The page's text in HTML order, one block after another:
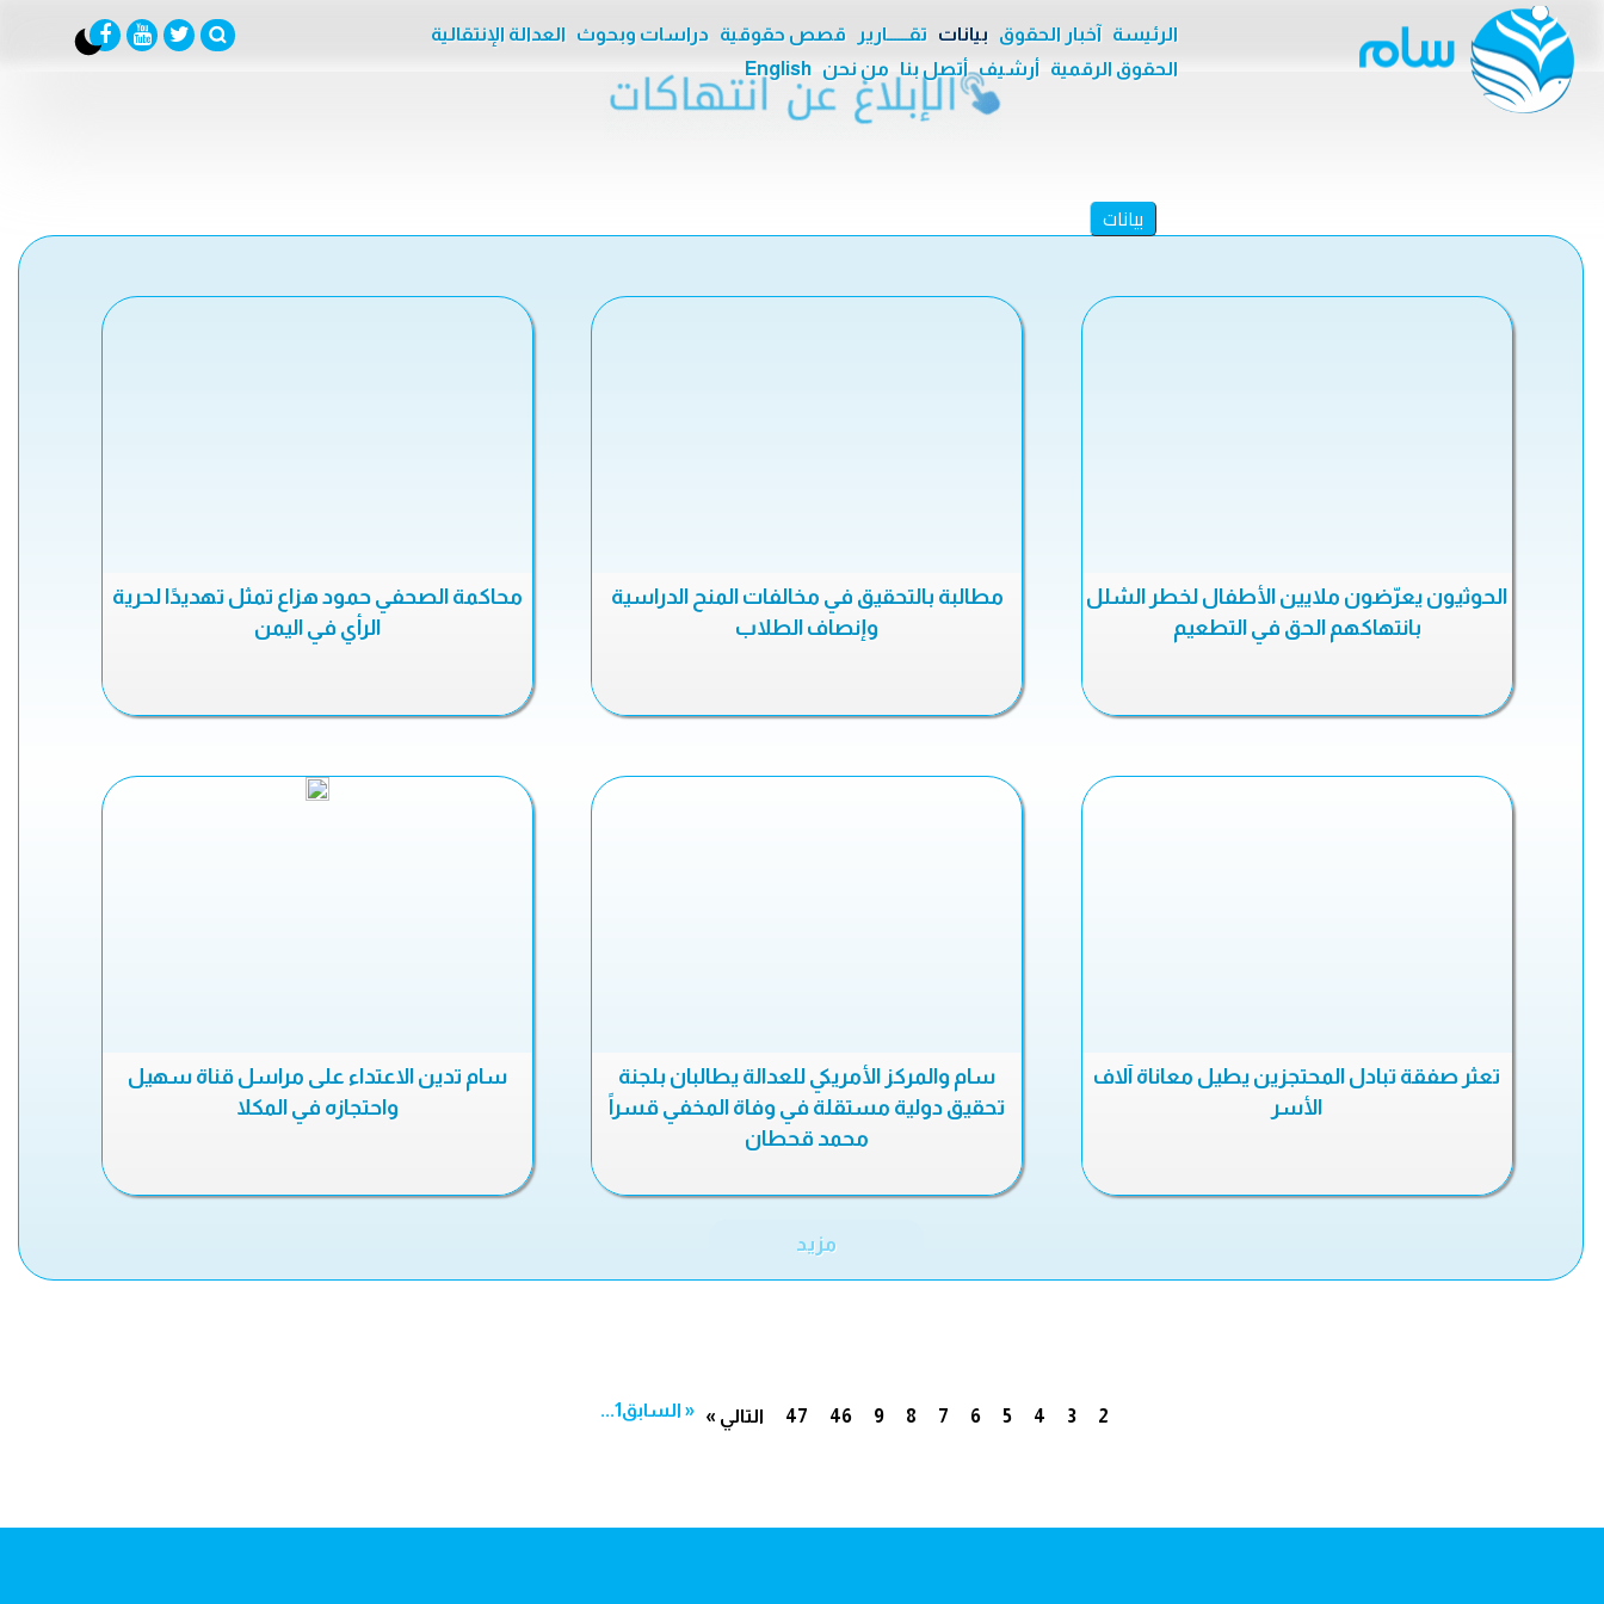
الرئيسة آخبار الحقوق بيانات تقــــــارير قصص حقوقية دراسات وبحوث
العدالة الإنتقالية
الحقوق الرقمية
أرشيف أتصل بنا من نحن English
بيانات
الحوثيون يعرّضون ملايين الأطفال لخطر الشلل
بانتهاكهم الحق في التطعيم
مطالبة بالتحقيق في مخالفات المنح الدراسية
وإنصاف الطلاب
محاكمة الصحفي حمود هزاع تمثل تهديدًا لحرية
الرأي في اليمن
تعثر صفقة تبادل المحتجزين يطيل معاناة آلاف
الأسر
سام والمركز الأمريكي للعدالة يطالبان بلجنة
تحقيق دولية مستقلة في وفاة المخفي قسراً
محمد قحطان
سام تدين الاعتداء على مراسل قناة سهيل
واحتجازه في المكلا
مزيد
« السابق 1 2
3
4
5
6
7
8
9
... 46
47 التالي »